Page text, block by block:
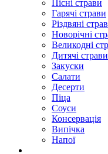
Пісні страви
Гарячі страви
Різдвяні
Новорічні
Великодні
Дитячі страви
Закуски
Салати
Десерти
Піца
Соуси
Консервація
Випічка
Напої